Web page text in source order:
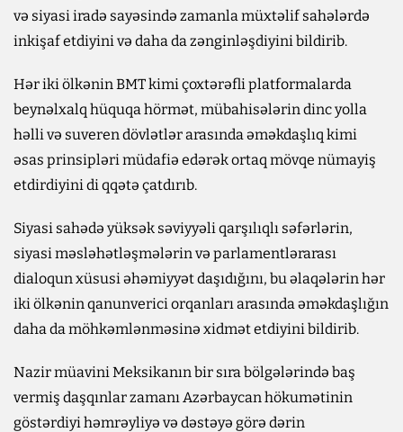
və siyasi iradə sayəsində zamanla müxtəlif sahələrdə
inkişaf etdiyini və daha da zənginləşdiyini bildirib.
Hər iki ölkənin BMT kimi çoxtərəfli platformalarda
beynəlxalq hüquqa hörmət, mübahisələrin dinc yolla
həlli və suveren dövlətlər arasında əməkdaşlıq kimi
əsas prinsipləri müdafiə edərək ortaq mövqe nümayiş
etdirdiyini di qqətə çatdırıb.
Siyasi sahədə yüksək səviyyəli qarşılıqlı səfərlərin,
siyasi məsləhətləşmələrin və parlamentlərarası
dialoqun xüsusi əhəmiyyət daşıdığını, bu əlaqələrin hər
iki ölkənin qanunverici orqanları arasında əməkdaşlığın
daha da möhkəmlənməsinə xidmət etdiyini bildirib.
Nazir müavini Meksikanın bir sıra bölgələrində baş
vermiş daşqınlar zamanı Azərbaycan hökumətinin
göstərdiyi həmrəyliyə və dəstəyə görə dərin